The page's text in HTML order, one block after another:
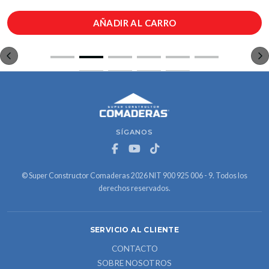
AÑADIR AL CARRO
SÍGANOS
© Super Constructor Comaderas 2026 NIT 900 925 006 - 9. Todos los
derechos reservados.
SERVICIO AL CLIENTE
CONTACTO
SOBRE NOSOTROS